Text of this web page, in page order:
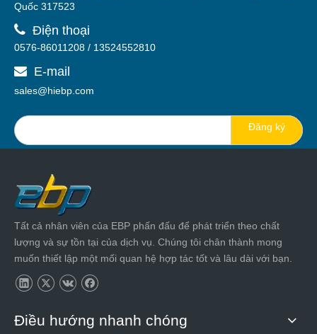
Quốc 317523
 Điện thoại
0576-86011208 / 13524552810
 E-mail
sales@hiebp.com
Đăng ký
Tất cả nhân viên của EBP phấn đấu để phát triển theo chất
lượng và sự tồn tại của dịch vụ. Chúng tôi chân thành mong
muốn thiết lập một mối quan hệ hợp tác tốt và lâu dài với bạn.
Điều hướng nhanh chóng